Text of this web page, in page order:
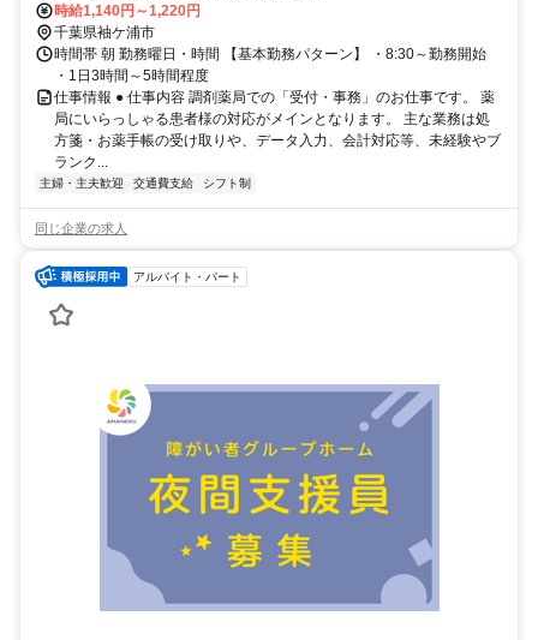
時給1,140円～1,220円
千葉県袖ケ浦市
時間帯 朝 勤務曜日・時間 【基本勤務パターン】 ・8:30～勤務開始
・1日3時間～5時間程度
仕事情報 ● 仕事内容 調剤薬局での「受付・事務」のお仕事です。 薬
局にいらっしゃる患者様の対応がメインとなります。 主な業務は処
方箋・お薬手帳の受け取りや、データ入力、会計対応等、未経験やブ
ランク...
主婦・主夫歓迎 交通費支給 シフト制
同じ企業の求人
アルバイト・パート